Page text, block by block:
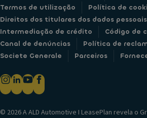
Termos de utilização
Política de
Direitos dos titulares dos dados pessoais
Intermediação de crédito
Código de
Canal de denúncias
Política de
Societe Generale
Parceiros
© 2026 A ALD Automotive I LeasePlan revela o